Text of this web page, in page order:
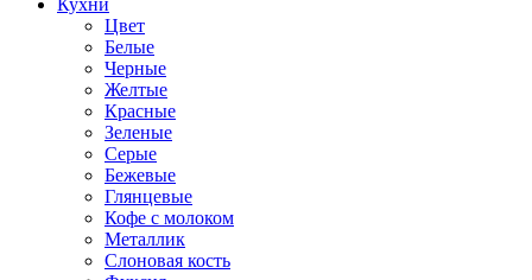
Кухни
Цвет
Белые
Черные
Желтые
Красные
Зеленые
Серые
Бежевые
Глянцевые
Кофе с молоком
Металлик
Слоновая кость